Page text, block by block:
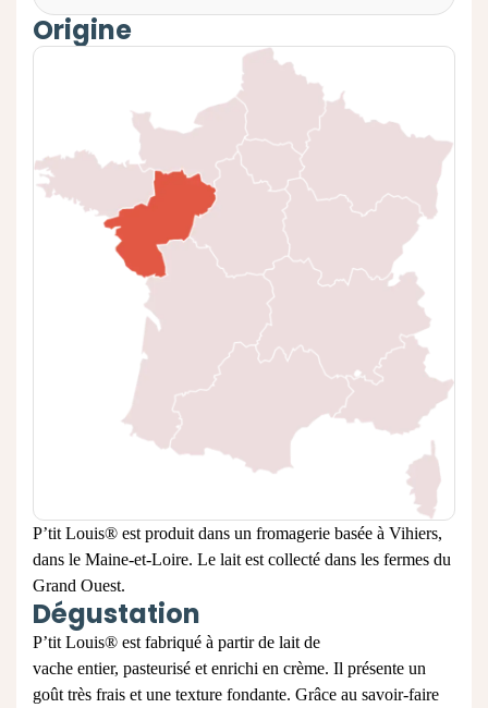
Origine
P’tit Louis® est produit dans un fromagerie basée à Vihiers,
dans le Maine-et-Loire. Le lait est collecté dans les fermes du
Grand Ouest.
Dégustation
P’tit Louis® est fabriqué à partir de lait de
vache entier, pasteurisé et enrichi en crème. Il présente un
goût très frais et une texture fondante. Grâce au savoir-faire